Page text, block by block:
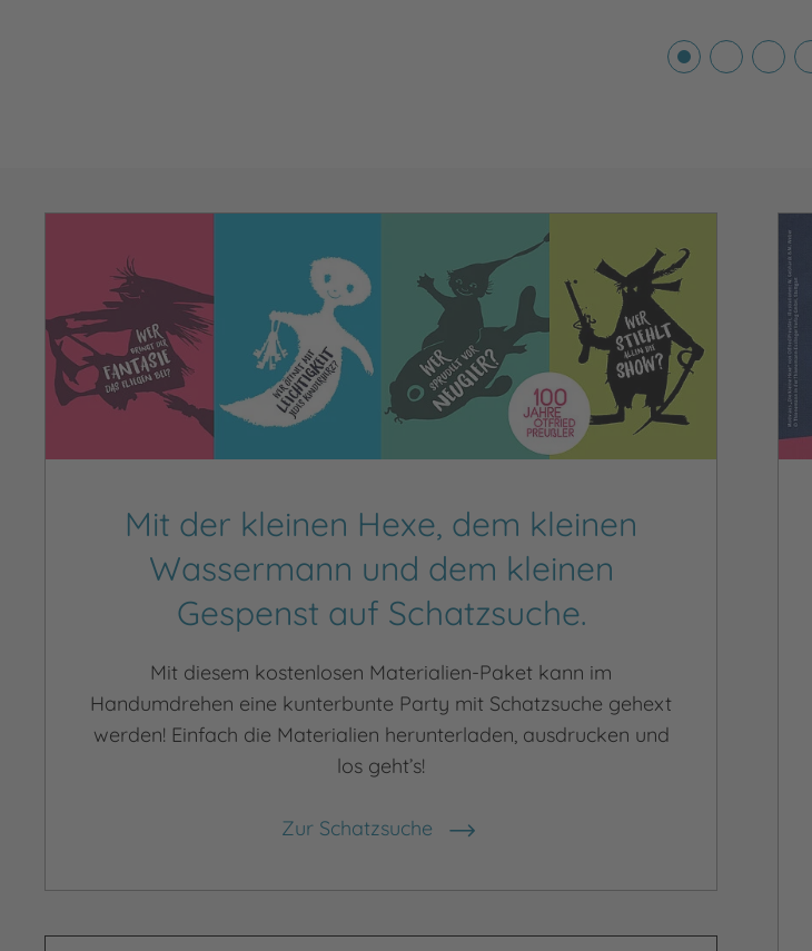
Mit der kleinen Hexe, dem kleinen
Wassermann und dem kleinen
Gespenst auf Schatzsuche.
Mit diesem kostenlosen Materialien-Paket kann im
Handumdrehen eine kunterbunte Party mit Schatzsuche gehext
werden! Einfach die Materialien herunterladen, ausdrucken und
los geht’s!
Zur Schatzsuche